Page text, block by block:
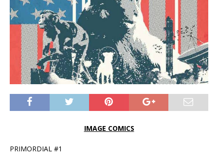
IMAGE COMICS
PRIMORDIAL #1